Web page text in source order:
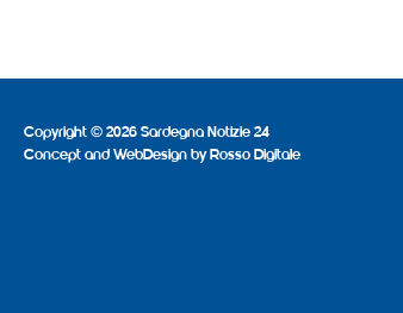
Copyright © 2026 Sardegna Notizie 24
Concept and WebDesign by Rosso Digitale